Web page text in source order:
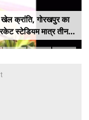
पनीर, बटर और चीज़ पर
मंत्री प्रफुल्ल पानसेरिया